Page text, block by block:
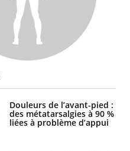
Douleurs de l’avant-pied :
des métatarsalgies à 90 %
liées à problème d’appui